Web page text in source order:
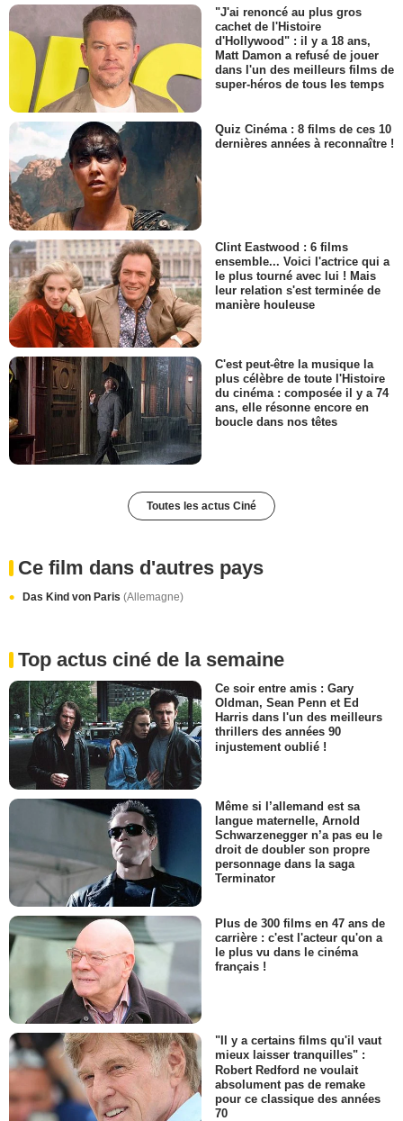
"J'ai renoncé au plus gros
cachet de l'Histoire
d'Hollywood" : il y a 18 ans,
Matt Damon a refusé de jouer
dans l'un des meilleurs films de
super-héros de tous les temps
Quiz Cinéma : 8 films de ces 10
dernières années à reconnaître !
Clint Eastwood : 6 films
ensemble... Voici l'actrice qui a
le plus tourné avec lui ! Mais
leur relation s'est terminée de
manière houleuse
C'est peut-être la musique la
plus célèbre de toute l'Histoire
du cinéma : composée il y a 74
ans, elle résonne encore en
boucle dans nos têtes
Toutes les actus Ciné
Ce film dans d'autres pays
Das Kind von Paris (Allemagne)
Top actus ciné de la semaine
Ce soir entre amis : Gary
Oldman, Sean Penn et Ed
Harris dans l'un des meilleurs
thrillers des années 90
injustement oublié !
Même si l’allemand est sa
langue maternelle, Arnold
Schwarzenegger n’a pas eu le
droit de doubler son propre
personnage dans la saga
Terminator
Plus de 300 films en 47 ans de
carrière : c'est l'acteur qu'on a
le plus vu dans le cinéma
français !
"Il y a certains films qu'il vaut
mieux laisser tranquilles" :
Robert Redford ne voulait
absolument pas de remake
pour ce classique des années
70